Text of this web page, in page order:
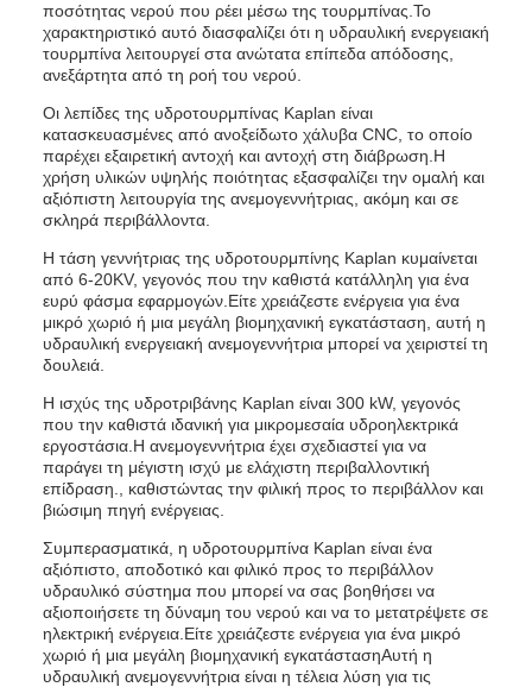
ποσότητας νερού που ρέει μέσω της τουρμπίνας.Το
χαρακτηριστικό αυτό διασφαλίζει ότι η υδραυλική ενεργειακή
τουρμπίνα λειτουργεί στα ανώτατα επίπεδα απόδοσης,
ανεξάρτητα από τη ροή του νερού.
Οι λεπίδες της υδροτουρμπίνας Kaplan είναι
κατασκευασμένες από ανοξείδωτο χάλυβα CNC, το οποίο
παρέχει εξαιρετική αντοχή και αντοχή στη διάβρωση.Η
χρήση υλικών υψηλής ποιότητας εξασφαλίζει την ομαλή και
αξιόπιστη λειτουργία της ανεμογεννήτριας, ακόμη και σε
σκληρά περιβάλλοντα.
Η τάση γεννήτριας της υδροτουρμπίνης Kaplan κυμαίνεται
από 6-20KV, γεγονός που την καθιστά κατάλληλη για ένα
ευρύ φάσμα εφαρμογών.Είτε χρειάζεστε ενέργεια για ένα
μικρό χωριό ή μια μεγάλη βιομηχανική εγκατάσταση, αυτή η
υδραυλική ενεργειακή ανεμογεννήτρια μπορεί να χειριστεί τη
δουλειά.
Η ισχύς της υδροτριβάνης Kaplan είναι 300 kW, γεγονός
που την καθιστά ιδανική για μικρομεσαία υδροηλεκτρικά
εργοστάσια.Η ανεμογεννήτρια έχει σχεδιαστεί για να
παράγει τη μέγιστη ισχύ με ελάχιστη περιβαλλοντική
επίδραση., καθιστώντας την φιλική προς το περιβάλλον και
βιώσιμη πηγή ενέργειας.
Συμπερασματικά, η υδροτουρμπίνα Kaplan είναι ένα
αξιόπιστο, αποδοτικό και φιλικό προς το περιβάλλον
υδραυλικό σύστημα που μπορεί να σας βοηθήσει να
αξιοποιήσετε τη δύναμη του νερού και να το μετατρέψετε σε
ηλεκτρική ενέργεια.Είτε χρειάζεστε ενέργεια για ένα μικρό
χωριό ή μια μεγάλη βιομηχανική εγκατάστασηΑυτή η
υδραυλική ανεμογεννήτρια είναι η τέλεια λύση για τις